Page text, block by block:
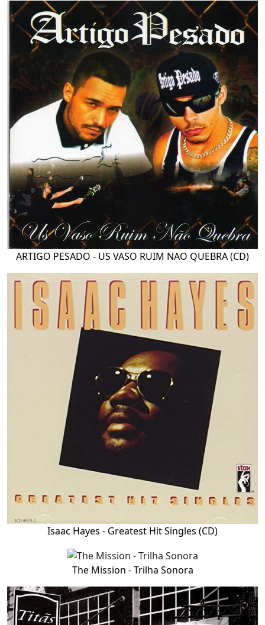
ARTIGO PESADO - US VASO RUIM NAO QUEBRA (CD)
Isaac Hayes - Greatest Hit Singles (CD)
The Mission - Trilha Sonora